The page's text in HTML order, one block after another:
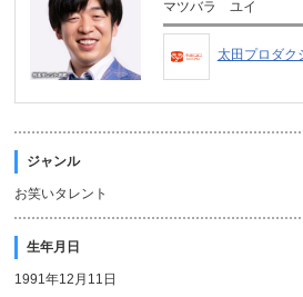
マツバラ ユイ
太田プロダク
ジャンル
お笑いタレント
生年月日
1991年12月11日